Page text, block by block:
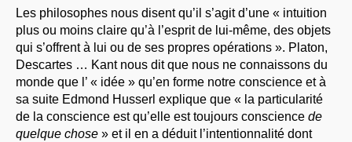
Les philosophes nous disent qu’il s’agit d’une « intuition
plus ou moins claire qu’à l’esprit de lui-même, des objets
qui s’offrent à lui ou de ses propres opérations ». Platon,
Descartes … Kant nous dit que nous ne connaissons du
monde que l’ « idée » qu’en forme notre conscience et à
sa suite Edmond Husserl explique que « la particularité
de la conscience est qu’elle est toujours conscience de
quelque chose » et il en a déduit l’intentionnalité dont